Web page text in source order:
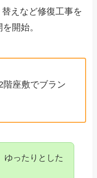
えなど修復工事を
開始。
階座敷でブラン
ゆったりとした